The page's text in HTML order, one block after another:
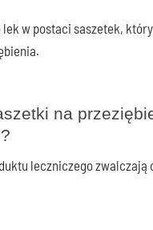
w postaci saszetek,
na
leczniczego zwalczają